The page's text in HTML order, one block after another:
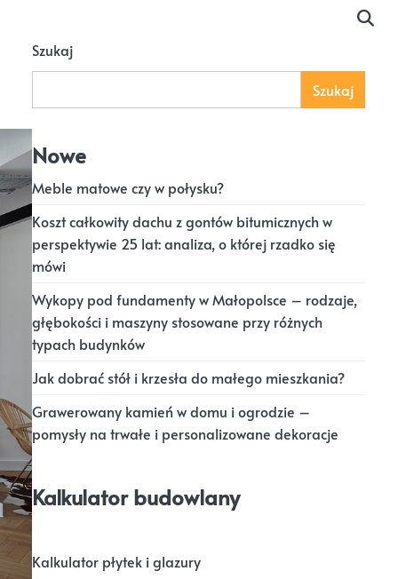
Szukaj
Szukaj
Nowe
Meble matowe czy w połysku?
Koszt całkowity dachu z gontów bitumicznych w
perspektywie 25 lat: analiza, o której rzadko się
mówi
Wykopy pod fundamenty w Małopolsce – rodzaje,
głębokości i maszyny stosowane przy różnych
typach budynków
Jak dobrać stół i krzesła do małego mieszkania?
Grawerowany kamień w domu i ogrodzie –
pomysły na trwałe i personalizowane dekoracje
Kalkulator budowlany
Kalkulator płytek i glazury